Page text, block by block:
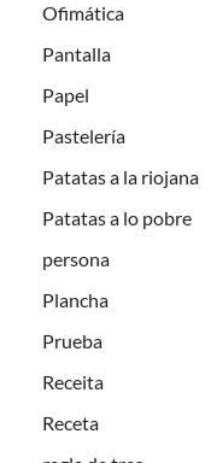
Ofimática
Pantalla
Papel
Pastelería
Patatas a la riojana
Patatas a lo pobre
persona
Plancha
Prueba
Receita
Receta